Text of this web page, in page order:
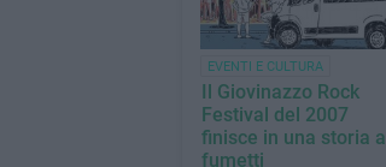
EVENTI E CULTURA
Il Giovinazzo Rock
Festival del 2007
finisce in una storia a
fumetti